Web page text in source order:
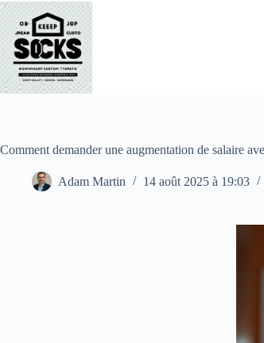
Passer
au
contenu
Comment demander une augmentation de salaire
Adam Martin 14 août 2025 à 19:03